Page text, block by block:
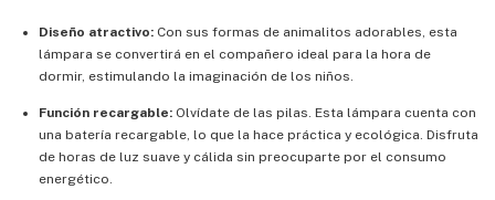
Diseño atractivo: Con sus formas de animalitos adorables, esta
lámpara se convertirá en el compañero ideal para la hora de
dormir, estimulando la imaginación de los niños.
Función recargable: Olvídate de las pilas. Esta lámpara cuenta con
una batería recargable, lo que la hace práctica y ecológica. Disfruta
de horas de luz suave y cálida sin preocuparte por el consumo
energético.